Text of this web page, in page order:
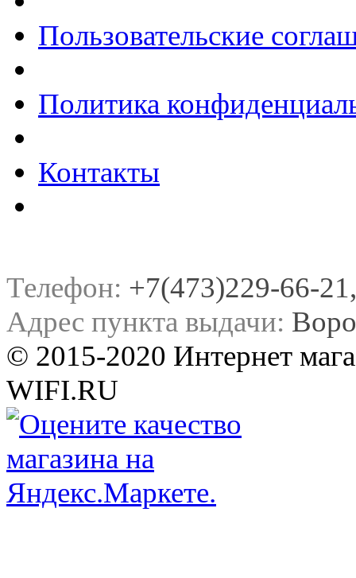
Пользовательские
Политика
Контакты
Телефон: +7(473)229-66-
Адрес пункта выдачи:
© 2015-2020 Интернет
WIFI.RU